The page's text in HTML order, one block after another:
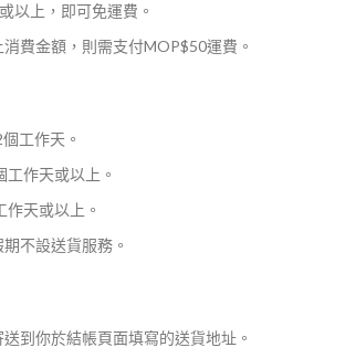
以上，即可免運費。
費金額，則需支付MOP$50運費。
工作天。
作天或以上。
天或以上。
不設送貨服務。
到你於結帳頁面填寫的送貨地址。